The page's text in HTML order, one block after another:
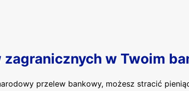
w Twoim
przelew bankowy, możesz stracić